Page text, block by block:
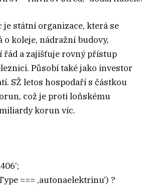
je státní organizace, která se
koleje, nádražní budovy,
řád a zajišťuje rovný přístup
Působí také jako investor
SŽ letos hospodaří s částkou
což je proti loňskému
korun víc.
=== ‚autonaelektrinu‘) ?